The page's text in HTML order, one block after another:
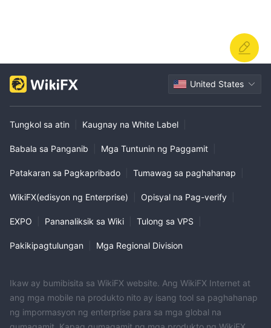
United States
Tungkol sa atin Kaugnay na White Label
Babala sa Panganib Mga Tuntunin ng Paggamit
Patakaran sa Pagkapribado Tumawag sa paghahanap
WikiFX(edisyon ng Enterprise) Opisyal na Pag-verify
EXPO Pananaliksik sa Wiki Tulong sa VPS
Pakikipagtulungan Mga Regional Division
Ikaw ay bumibisita sa WikiFX website. Ang WikiFX Internet at
ang mga mobile na produkto nito ay isang tool sa paghahanap
ng impormasyon ng enterprise para sa mga global na